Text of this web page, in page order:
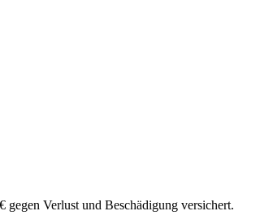
Verlust und Beschädigung versichert.